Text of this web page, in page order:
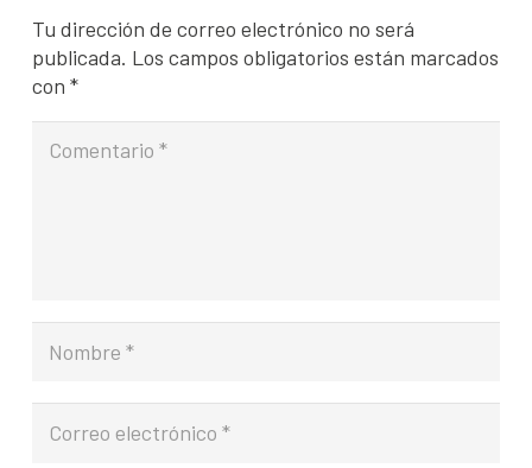
Tu dirección de correo electrónico no será
publicada. Los campos obligatorios están marcados
con *